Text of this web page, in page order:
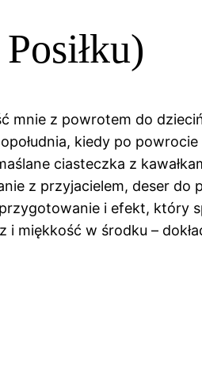
z powrotem do
kiedy po
ciasteczka z
z przyjacielem, deser do
i efekt, który
miękkość w środku –